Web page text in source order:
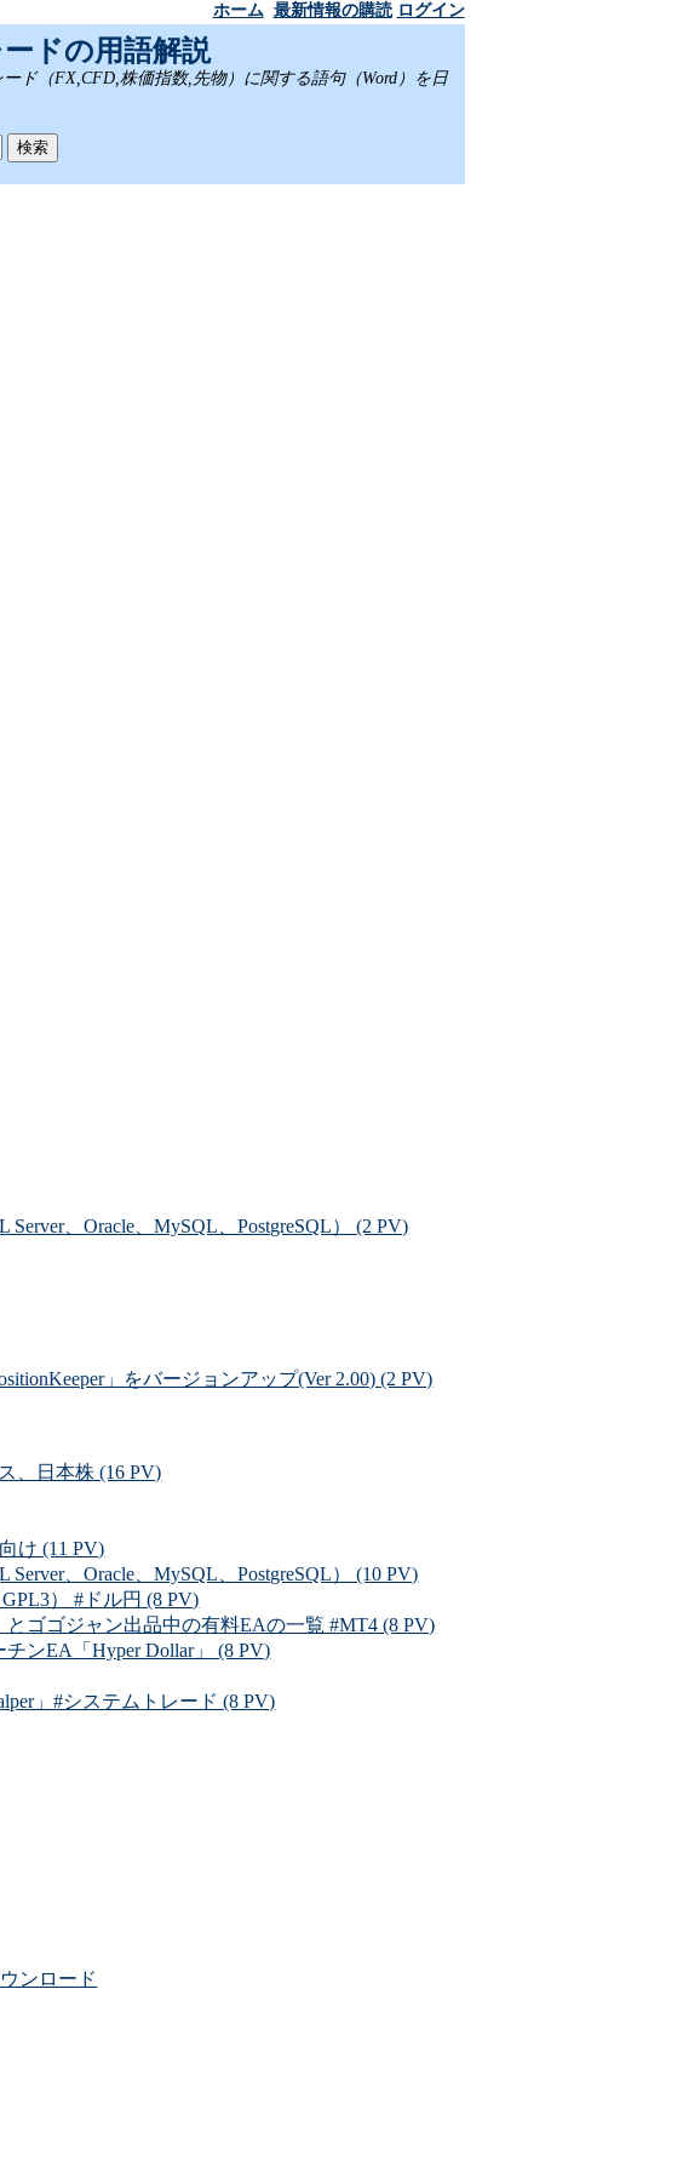
ホーム 最新情報の購読 ログイン
ドの用語解説
ド（FX,CFD,株価指数,先物）に関する語句（Word）を日
、Oracle、MySQL、PostgreSQL） (2 PV)
」をバージョンアップ(Ver 2.00) (2 PV)
、日本株 (16 PV)
け (11 PV)
、Oracle、MySQL、PostgreSQL） (10 PV)
） #ドル円 (8 PV)
ゴゴジャン出品中の有料EAの一覧 #MT4 (8 PV)
ンEA「Hyper Dollar」 (8 PV)
」#システムトレード (8 PV)
ンロード